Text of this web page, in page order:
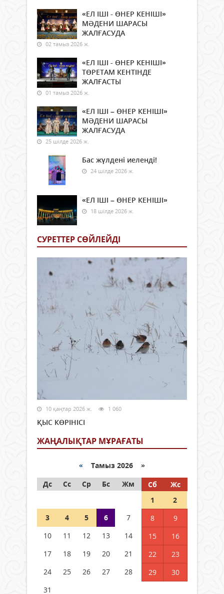
«ЕЛ ІШІ - ӨНЕР КЕНІШІ»
МӘДЕНИ ШАРАСЫ
ЖАЛҒАСУДА
02 тамыз 2026 ж.
«ЕЛ ІШІ - ӨНЕР КЕНІШІ»
ТӨРЕТАМ КЕНТІНДЕ
ЖАЛҒАСТЫ
01 тамыз 2026 ж.
«ЕЛ ІШІ – ӨНЕР КЕНІШІ»
МӘДЕНИ ШАРАСЫ
ЖАЛҒАСУДА
25 шілде 2026 ж.
Бас жүлдені иеленді!
24 шілде 2026 ж.
«ЕЛ ІШІ – ӨНЕР КЕНІШІ»
18 шілде 2026 ж.
СУРЕТТЕР СӨЙЛЕЙДI
10 қаңтар 2026 ж. 1 060
ҚЫС КӨРІНІСІ
ЖАҢАЛЫҚТАР МҰРАҒАТЫ
« Тамыз 2026 »
Дс
Сс Ср Бс Жм Сб
Жс
1
2
3
4 5 6 7 8
9
10
11 12 13 14 15
16
17
18 19 20 21 22
23
24
25 26 27 28 29
30
31